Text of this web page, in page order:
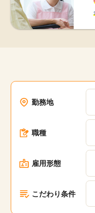
勤務地
職種
雇用形態
こだわり条件